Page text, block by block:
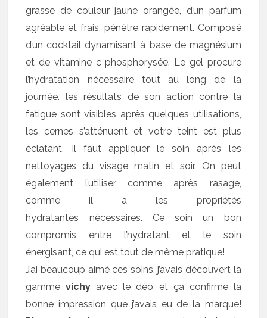
grasse de couleur jaune orangée, d’un parfum
agréable et frais, pénètre rapidement. Composé
d’un cocktail dynamisant à base de magnésium
et de vitamine c phosphorysée. Le gel procure
l’hydratation nécessaire tout au long de la
journée. les résultats de son action contre la
fatigue sont visibles après quelques utilisations,
les cernes s’atténuent et votre teint est plus
éclatant. Il faut appliquer le soin après les
nettoyages du visage matin et soir. On peut
également l’utiliser comme après rasage,
comme il a les propriétés
hydratantes nécessaires. Ce soin un bon
compromis entre l’hydratant et le soin
énergisant, ce qui est tout de même pratique!
J’ai beaucoup aimé ces soins, j’avais découvert la
gammevichy avec le déo et ça confirme la
bonne impression que j’avais eu de la marque!